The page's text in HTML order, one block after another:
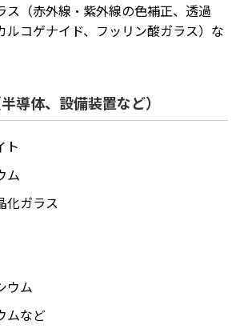
ス（赤外線・紫外線の色補正、透過
ルコゲナイド、フッリン酸ガラス）な
導体、設備装置など）
ト
ム
化ガラス
ウム
ムなど